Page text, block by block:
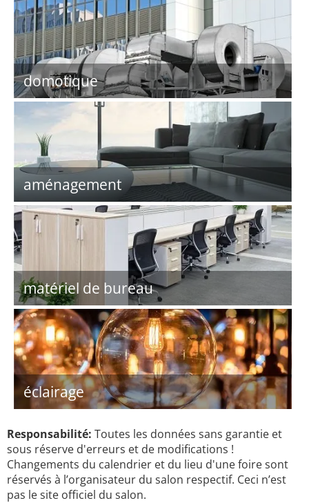
domotique
aménagement
matériel de bureau
éclairage
Responsabilité: Toutes les données sans garantie et
sous réserve d'erreurs et de modifications !
Changements du calendrier et du lieu d'une foire sont
réservés à l’organisateur du salon respectif. Ceci n’est
pas le site officiel du salon.